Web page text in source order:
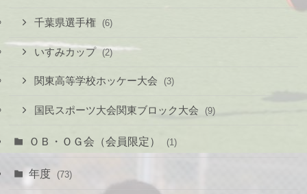
千葉県選手権 (6)
いすみカップ (2)
関東高等学校ホッケー大会 (3)
国民スポーツ大会関東ブロック大会 (9)
ＯＢ・ＯＧ会（会員限定） (1)
年度 (73)